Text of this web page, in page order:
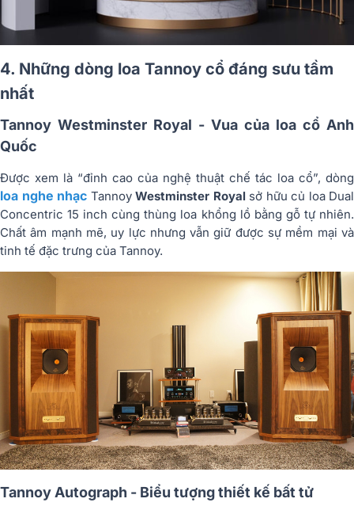
4. Những dòng loa Tannoy cổ đáng sưu tầm
nhất
Tannoy Westminster Royal - Vua của loa cổ Anh
Quốc
Được xem là “đỉnh cao của nghệ thuật chế tác loa cổ”, dòng
loa nghe nhạc Tannoy Westminster Royalsở hữu củ loa Dual
Concentric 15 inch cùng thùng loa khổng lồ bằng gỗ tự nhiên.
Chất âm mạnh mẽ, uy lực nhưng vẫn giữ được sự mềm mại và
tinh tế đặc trưng của Tannoy.
Tannoy Autograph - Biểu tượng thiết kế bất tử